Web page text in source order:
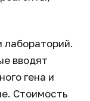
лабораторий.
вводят
гена и
Стоимость